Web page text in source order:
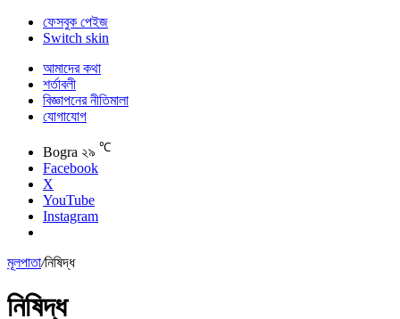
ফেসবুক পেইজ
Switch skin
আমাদের কথা
শর্তাবলী
বিজ্ঞাপনের নীতিমালা
যোগাযোগ
Bogra ২৯ ℃
Facebook
X
YouTube
Instagram
মূলপাতা/নিষিদ্ধ
নিষিদ্ধ